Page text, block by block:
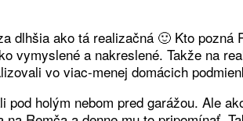
dlhšia ako tá realizačná 🙂 Kto
vymyslené a nakreslené. Takže na
vo viac-menej domácich
pod holým nebom pred garážou. Ale